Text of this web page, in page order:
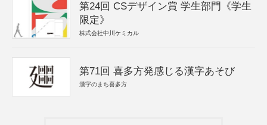
第24回 CSデザイン賞 学生部門《学生
限定》
株式会社中川ケミカル
第71回 喜多方発感じる漢字あそび
漢字のまち喜多方